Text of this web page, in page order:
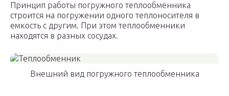
Принцип работы погружного теплообменника
строится на погружении одного теплоносителя в
емкость с другим. При этом теплообменники
находятся в разных сосудах.
Внешний вид погружного теплообменника